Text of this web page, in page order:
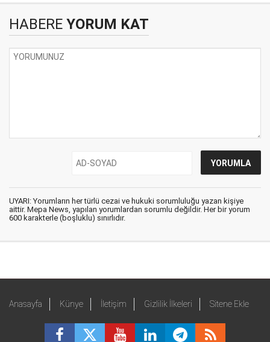
HABERE YORUM KAT
UYARI: Yorumların her türlü cezai ve hukuki sorumluluğu yazan kişiye
aittir. Mepa News, yapılan yorumlardan sorumlu değildir. Her bir yorum
600 karakterle (boşluklu) sınırlıdır.
Anasayfa Künye İletişim Gizlilik İlkeleri Sitene Ekle